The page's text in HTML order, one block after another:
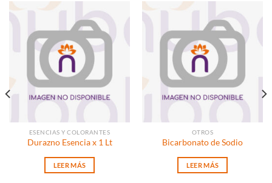
ESENCIAS Y COLORANTES
Durazno Esencia x 1 Lt
LEER MÁS
OTROS
Bicarbonato de Sodio
LEER MÁS